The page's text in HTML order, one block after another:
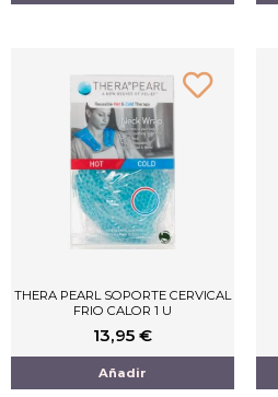
THERA PEARL SOPORTE CERVICAL
FRIO CALOR 1 U
13,95 €
Añadir